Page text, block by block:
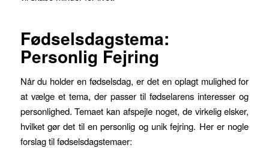
Fødselsdagstema:
Personlig Fejring
Når du holder en fødselsdag, er det en oplagt mulighed for
at vælge et tema, der passer til fødselarens interesser og
personlighed. Temaet kan afspejle noget, de virkelig elsker,
hvilket gør det til en personlig og unik fejring. Her er nogle
forslag til fødselsdagstemaer: